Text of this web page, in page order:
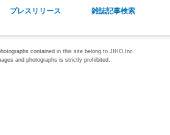
プレスリリース 雑誌記事検索
contained in this site belong to JIHO,Inc.
and photographs is strictly prohibited.